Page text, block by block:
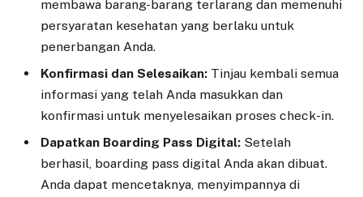
membawa barang-barang terlarang dan memenuhi
persyaratan kesehatan yang berlaku untuk
penerbangan Anda.
Konfirmasi dan Selesaikan: Tinjau kembali semua
informasi yang telah Anda masukkan dan
konfirmasi untuk menyelesaikan proses check-in.
Dapatkan Boarding Pass Digital: Setelah
berhasil, boarding pass digital Anda akan dibuat.
Anda dapat mencetaknya, menyimpannya di